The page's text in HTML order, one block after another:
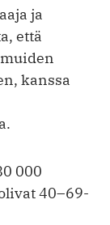
ja
että
kanssa
000
40–69-